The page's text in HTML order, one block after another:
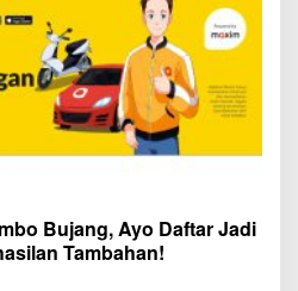
Bujang, Ayo Daftar Jadi
Tambahan!